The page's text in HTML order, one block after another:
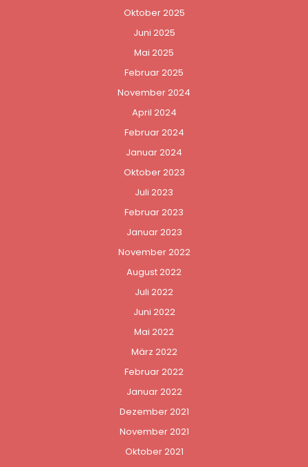
Oktober 2025
Juni 2025
Mai 2025
Februar 2025
November 2024
April 2024
Februar 2024
Januar 2024
Oktober 2023
Juli 2023
Februar 2023
Januar 2023
November 2022
August 2022
Juli 2022
Juni 2022
Mai 2022
März 2022
Februar 2022
Januar 2022
Dezember 2021
November 2021
Oktober 2021